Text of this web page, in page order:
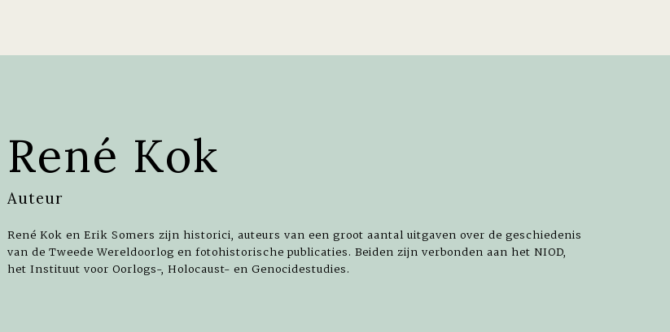
René Kok
Auteur
René Kok en Erik Somers zijn historici, auteurs van een groot aantal uitgaven over de geschiedenis
van de Tweede Wereldoorlog en fotohistorische publicaties. Beiden zijn verbonden aan het NIOD,
het Instituut voor Oorlogs-, Holocaust- en Genocidestudies.